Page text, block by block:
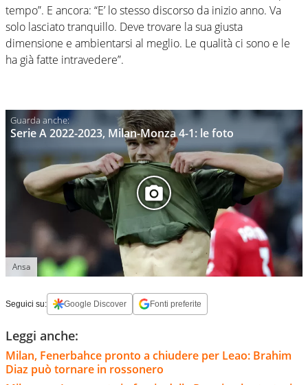
tempo”. E ancora: “E’ lo stesso discorso da inizio anno. Va
solo lasciato tranquillo. Deve trovare la sua giusta
dimensione e ambientarsi al meglio. Le qualità ci sono e le
ha già fatte intravedere”.
Serie A 2022-2023, Milan-Monza 4-1: le foto
Ansa
Seguici su: Google Discover Fonti preferite
Leggi anche:
Milan, Fenerbahce pronto a chiudere per Leao: Brahim
Diaz può tornare in rossonero